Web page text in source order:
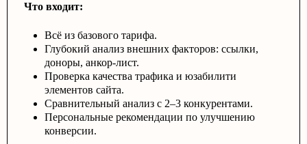
Что входит:
Всё из базового тарифа.
Глубокий анализ внешних факторов: ссылки,
доноры, анкор-лист.
Проверка качества трафика и юзабилити
элементов сайта.
Сравнительный анализ с 2–3 конкурентами.
Персональные рекомендации по улучшению
конверсии.